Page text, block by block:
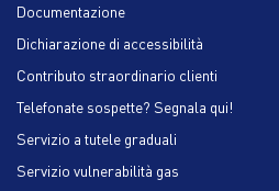
Documentazione
Dichiarazione di accessibilità
Contributo straordinario clienti
Telefonate sospette? Segnala qui!
Servizio a tutele graduali
Servizio vulnerabilità gas